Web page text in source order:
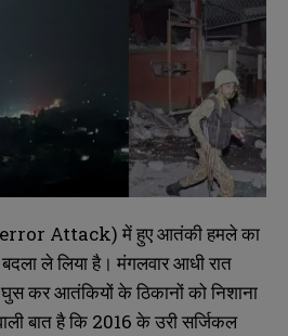
Attack) में हुए आतंकी हमले का
ले लिया है। मंगलवार आधी रात
कर आतंकियों के ठिकानों को निशाना
बात है कि 2016 के उरी सर्जिकल